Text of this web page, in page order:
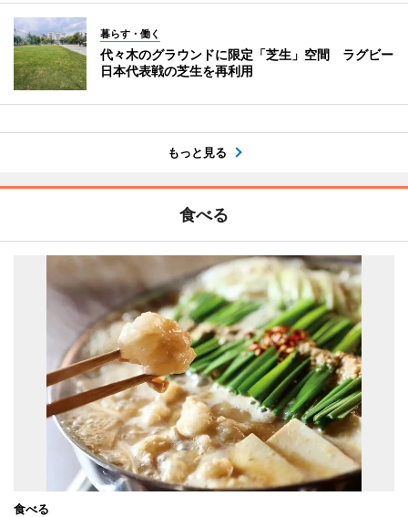
暮らす・働く
代々木のグラウンドに限定「芝生」空間 ラグビー
日本代表戦の芝生を再利用
もっと見る
食べる
食べる